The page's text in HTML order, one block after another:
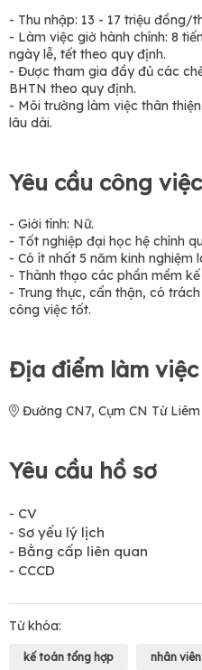
- Thu nhập: 13 - 17 triệu đồng/
- Làm việc giờ hành chính: 8
ngày lễ, tết theo quy định.
- Được tham gia đầy đủ các
BHTN theo quy định.
- Môi trường làm việc thân
lâu dài.
Yêu cầu công việc
- Giới tính: Nữ.
- Tốt nghiệp đại học hệ chính
- Có ít nhất 5 năm kinh nghiệm
- Thành thạo các phần mềm
- Trung thực, cẩn thận, có
công việc tốt.
Địa điểm làm việc
Đường CN7, Cụm CN Từ Liêm
Yêu cầu hồ sơ
- CV
- Sơ yếu lý lịch
- Bằng cấp liên quan
- CCCD
Từ khóa:
kế toán tổng hợp nhân